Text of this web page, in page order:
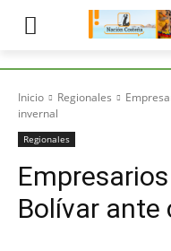
Inicio Regionales
invernal
Regionales
Bolívar ante